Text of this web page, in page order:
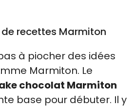
recettes Marmiton
à piocher des idées
Marmiton. Le
chocolat Marmiton
base pour débuter. Il y